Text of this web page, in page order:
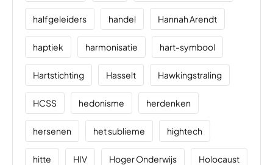
halfgeleiders handel Hannah Arendt
haptiek harmonisatie hart-symbool
Hartstichting Hasselt Hawkingstraling
HCSS hedonisme herdenken
hersenen het sublieme hightech
hitte HIV Hoger Onderwijs Holocaust